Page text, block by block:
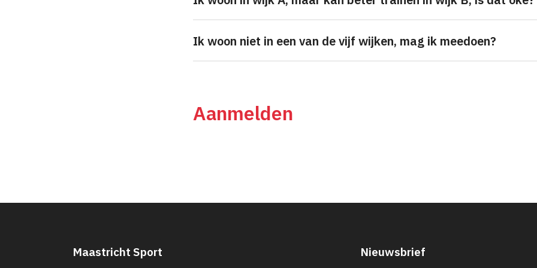
Ik woon niet in een van de vijf wijken, mag ik meedoen?
Aanmelden
Maastricht Sport Nieuwsbrief